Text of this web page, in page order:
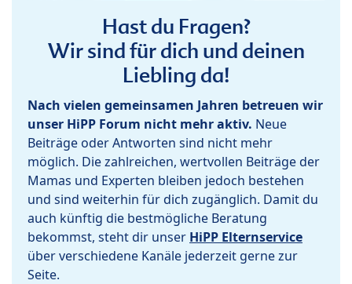
Hast du Fragen?
Wir sind für dich und deinen
Liebling da!
Nach vielen gemeinsamen Jahren betreuen wir
unser HiPP Forum nicht mehr aktiv. Neue
Beiträge oder Antworten sind nicht mehr
möglich. Die zahlreichen, wertvollen Beiträge der
Mamas und Experten bleiben jedoch bestehen
und sind weiterhin für dich zugänglich. Damit du
auch künftig die bestmögliche Beratung
bekommst, steht dir unser HiPP Elternservice
über verschiedene Kanäle jederzeit gerne zur
Seite.